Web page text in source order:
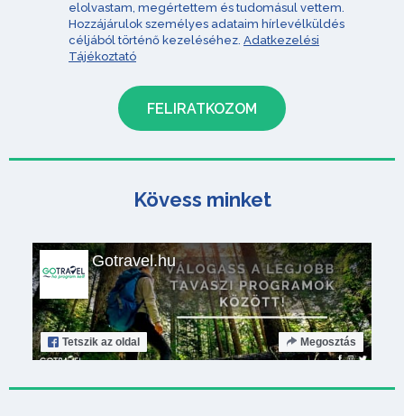
elolvastam, megértettem és tudomásul vettem.
Hozzájárulok személyes adataim hírlevélküldés
céljából történő kezeléséhez. Adatkezelési
Tájékoztató
Kövess minket
Gotravel.hu
Tetszik az oldal Megosztás